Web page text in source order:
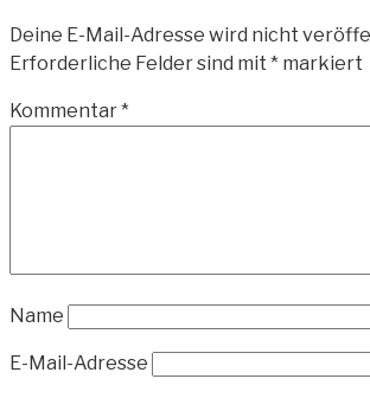
Deine E-Mail-Adresse wird nicht
Erforderliche Felder sind mit * markiert
Kommentar*
Name
E-Mail-Adresse